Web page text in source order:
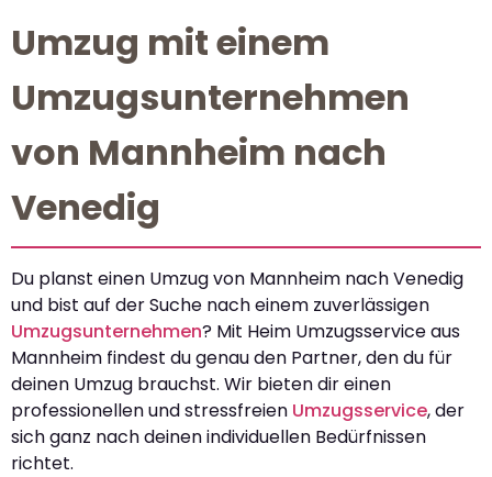
Umzug mit einem
Umzugsunternehmen
von Mannheim nach
Venedig
Du planst einen Umzug von Mannheim nach Venedig
und bist auf der Suche nach einem zuverlässigen
Umzugsunternehmen? Mit Heim Umzugsservice aus
Mannheim findest du genau den Partner, den du für
deinen Umzug brauchst. Wir bieten dir einen
professionellen und stressfreien Umzugsservice, der
sich ganz nach deinen individuellen Bedürfnissen
richtet.